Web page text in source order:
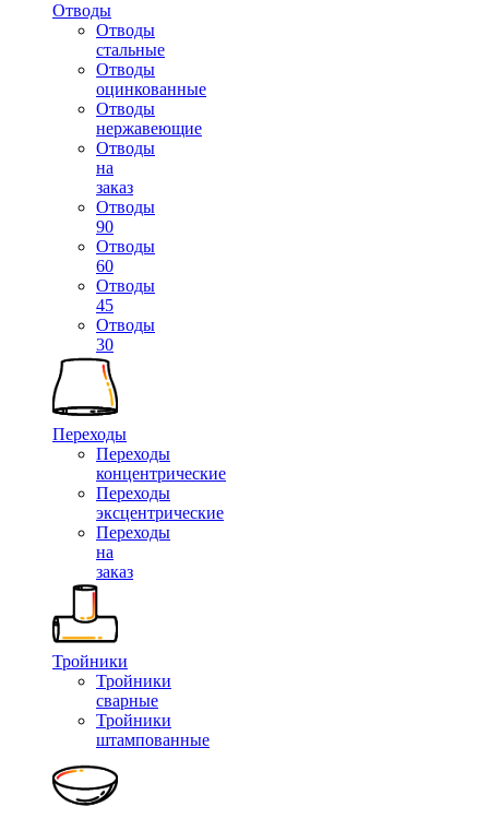
Отводы
Отводы
стальные
Отводы
оцинкованные
Отводы
нержавеющие
Отводы
на
заказ
Отводы
90
Отводы
60
Отводы
45
Отводы
30
Переходы
Переходы
концентрические
Переходы
эксцентрические
Переходы
на
заказ
Тройники
Тройники
сварные
Тройники
штампованные